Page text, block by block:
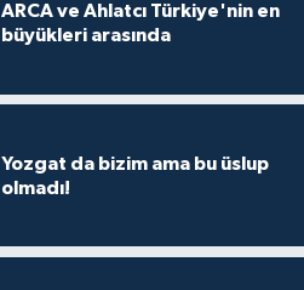
ARCA ve Ahlatcı Türkiye'nin en
büyükleri arasında
Yozgat da bizim ama bu üslup
olmadı!